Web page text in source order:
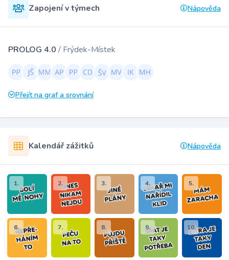
Zapojení v týmech Nápověda
PROLOG 4.0 / Frýdek-Místek
Přejít na graf a srovnání
Kalendář zážitků Nápověda
1. 2. 3. 4. 5.
6. 7. 8. 9. 10.